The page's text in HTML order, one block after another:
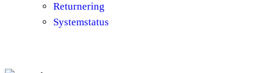
Returnering
Systemstatus